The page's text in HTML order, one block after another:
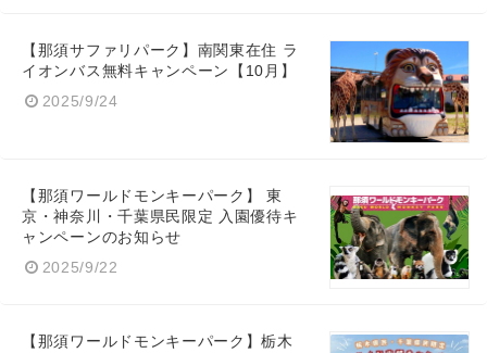
【那須サファリパーク】南関東在住 ラ
イオンバス無料キャンペーン【10月】
2025/9/24
【那須ワールドモンキーパーク】 東
京・神奈川・千葉県民限定 入園優待キ
ャンペーンのお知らせ
2025/9/22
【那須ワールドモンキーパーク】栃木